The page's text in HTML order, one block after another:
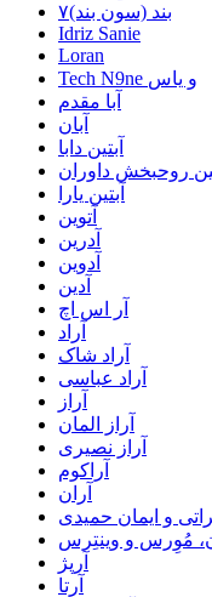
۷بند (سون بند)
Idriz Sanie
Loran
Tech N9ne و یاس
آبا مقدم
آبان
آبتین دابا
روحبخش داوران
آبتین یارا
آتوین
آدرین
آدوین
آدین
آر اس اچ
آراد
آراد شاک
آراد عباسی
آراز
آراز المان
آراز نصیری
آراکوم
آران
و ایمان حمیدی
مُوِرس و وینتِرس
آرپژ
آرتا